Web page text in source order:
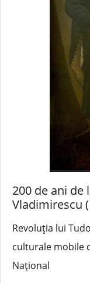
200 de ani de
Vladimirescu
Revoluția lui
culturale mobile
Național